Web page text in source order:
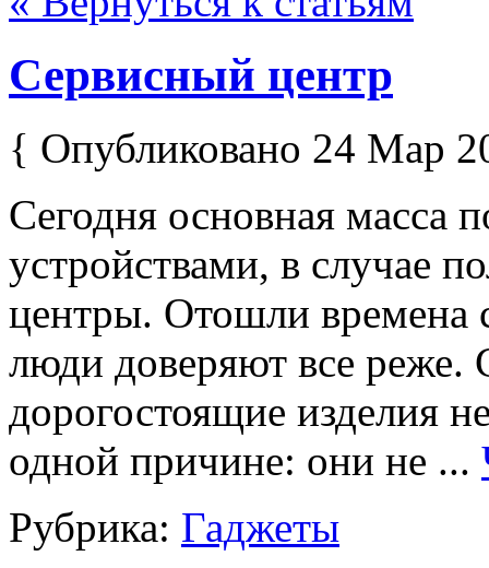
Сервисный центр
{ Опубликовано 24 Мар
Сегодня основная масса
устройствами, в случае
центры. Отошли времена
люди доверяют все реже.
дорогостоящие изделия
одной причине: они не ...
Рубрика: Гаджеты